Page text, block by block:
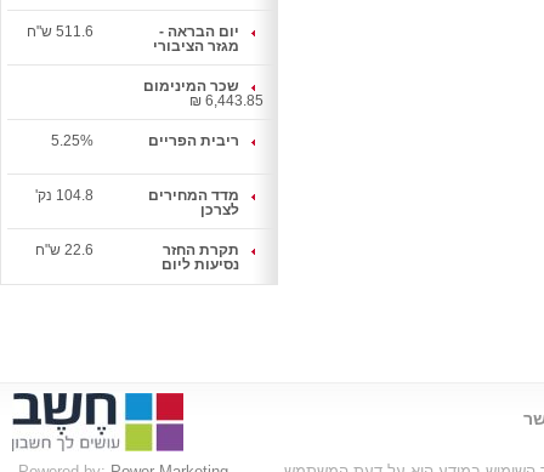
יום הבראה -
מגזר הציבורי
511.6 ש"ח
שכר המינימום
6,443.85 ₪
ריבית הפריים 5.25%
מדד המחירים
לצרכן
104.8 נק'
תקרת החזר
נסיעות ליום
22.6 ש"ח